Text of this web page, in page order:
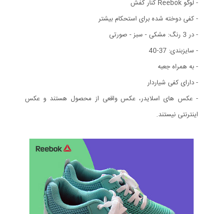
- لوگو Reebok کنار کفش
- کفی دوخته شده برای استحکام بیشتر
- در 3 رنگ: مشکی - سبز - صورتی
- سایزبندی: 37-40
- به همراه جعبه
- دارای کفی شیاردار
- عکس های اسلایدر، عکس واقعی از محصول هستند و عکس
اینترنتی نیستند.